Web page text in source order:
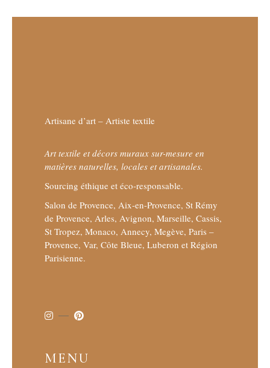
Artisane d’art – Artiste textile
Art textile et décors muraux sur-mesure en
matières naturelles, locales et artisanales.
Sourcing éthique et éco-responsable.
Salon de Provence, Aix-en-Provence, St Rémy
de Provence, Arles, Avignon, Marseille, Cassis,
St Tropez, Monaco, Annecy, Megève, Paris –
Provence, Var, Côte Bleue, Luberon et Région
Parisienne.
MENU